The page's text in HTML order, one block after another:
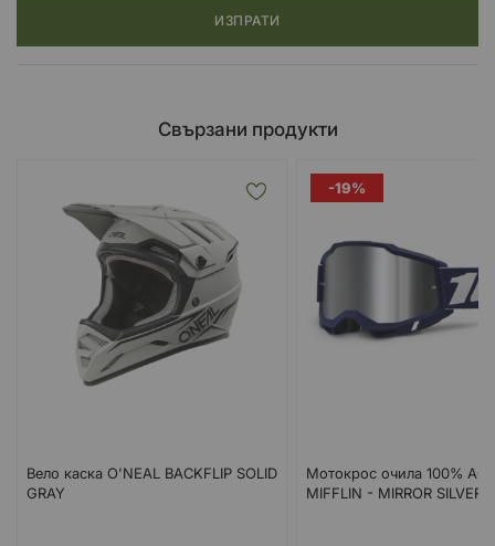
ИЗПРАТИ
Свързани продукти
Вело каска O'NEAL BACKFLIP SOLID
GRAY
-19%
Мотокрос очила 100%
MIFFLIN - MIRROR SILVER